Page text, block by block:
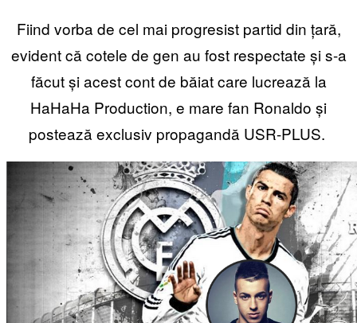
Fiind vorba de cel mai progresist partid din țară,
evident că cotele de gen au fost respectate și s-a
făcut și acest cont de băiat care lucrează la
HaHaHa Production, e mare fan Ronaldo și
postează exclusiv propagandă USR-PLUS.